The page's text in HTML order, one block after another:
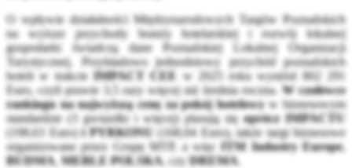
O wpływie działalności Międzynarodowych Targów Poznańskich
na wyższe przychody branży hotelarskiej i rozwój lokalnej
gospodarki świadczą dane Poznańskiej Lokalnej Organizacji
Turystycznej. Przykładowo jednodniowy przychód poznańskich
hoteli w trakcie IMPACT CEE
w 2025 roku wyniósł 802 291
Euro, czyli prawie 3,5 razy więcej niż średnia roczna. W czołówce
rankingu na najwyższą cenę za pokój hotelowyw biznesowym
standardzie (3 gwiazdki i więcej) plasują sięoprócz IMPACTU
(198,63 Euro)i PYRKONU
(168,04 Euro), także targi biznesowe
organizowane przez Grupę MTP, a więc ITM Industry Europe,
BUDMA, MEBLE POLSKA, czyDREMA.